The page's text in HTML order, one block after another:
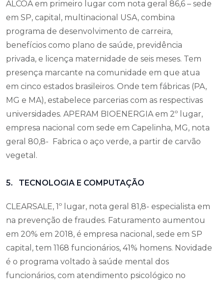
ALCOA em primeiro lugar com nota geral 86,6 – sede
em SP, capital, multinacional USA, combina
programa de desenvolvimento de carreira,
benefícios como plano de saúde, previdência
privada, e licença maternidade de seis meses. Tem
presença marcante na comunidade em que atua
em cinco estados brasileiros. Onde tem fábricas (PA,
MG e MA), estabelece parcerias com as respectivas
universidades. APERAM BIOENERGIA em 2º lugar,
empresa nacional com sede em Capelinha, MG, nota
geral 80,8- Fabrica o aço verde, a partir de carvão
vegetal.
5. TECNOLOGIA E COMPUTAÇÃO
CLEARSALE, 1º lugar, nota geral 81,8- especialista em
na prevenção de fraudes. Faturamento aumentou
em 20% em 2018, é empresa nacional, sede em SP
capital, tem 1168 funcionários, 41% homens. Novidade
é o programa voltado à saúde mental dos
funcionários, com atendimento psicológico no